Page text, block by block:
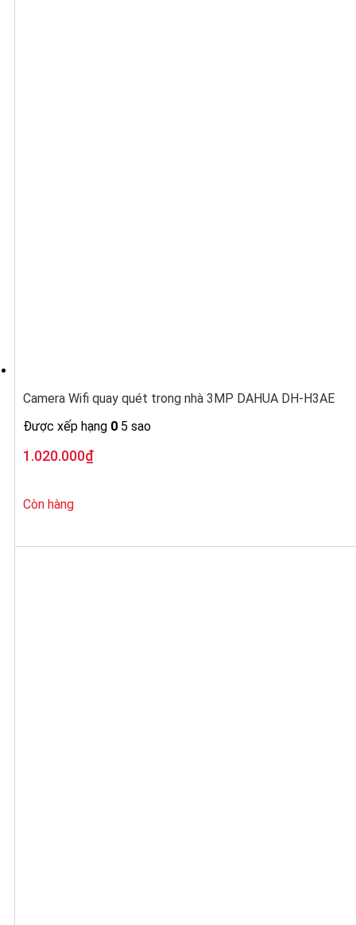
Camera Wifi quay quét trong nhà 3MP DAHUA DH-H3AE
Được xếp hạng 0 5 sao
1.020.000₫
Còn hàng